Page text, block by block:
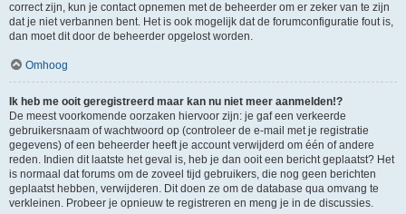
correct zijn, kun je contact opnemen met de beheerder om er zeker van te zijn
dat je niet verbannen bent. Het is ook mogelijk dat de forumconfiguratie fout is,
dan moet dit door de beheerder opgelost worden.
Omhoog
Ik heb me ooit geregistreerd maar kan nu niet meer aanmelden!?
De meest voorkomende oorzaken hiervoor zijn: je gaf een verkeerde
gebruikersnaam of wachtwoord op (controleer de e-mail met je registratie
gegevens) of een beheerder heeft je account verwijderd om één of andere
reden. Indien dit laatste het geval is, heb je dan ooit een bericht geplaatst? Het
is normaal dat forums om de zoveel tijd gebruikers, die nog geen berichten
geplaatst hebben, verwijderen. Dit doen ze om de database qua omvang te
verkleinen. Probeer je opnieuw te registreren en meng je in de discussies.